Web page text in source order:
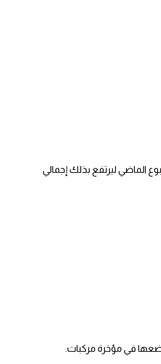
الأسبوع الماضي ليرتفع بذلك إجمالي
في مؤخرة مركبات.